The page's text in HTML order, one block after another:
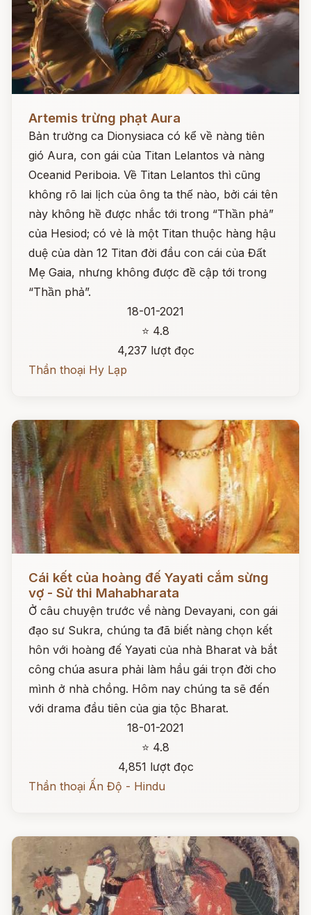
Artemis trừng phạt Aura
Bản trường ca Dionysiaca có kể về nàng tiên
gió Aura, con gái của Titan Lelantos và nàng
Oceanid Periboia. Về Titan Lelantos thì cũng
không rõ lai lịch của ông ta thế nào, bởi cái tên
này không hề được nhắc tới trong “Thần phả”
của Hesiod; có vẻ là một Titan thuộc hàng hậu
duệ của dàn 12 Titan đời đầu con cái của Đất
Mẹ Gaia, nhưng không được đề cập tới trong
“Thần phả”.
18-01-2021
⭐ 4.8
4,237 lượt đọc
Thần thoại Hy Lạp
Cái kết của hoàng đế Yayati cắm sừng
vợ - Sử thi Mahabharata
Ở câu chuyện trước về nàng Devayani, con gái
đạo sư Sukra, chúng ta đã biết nàng chọn kết
hôn với hoàng đế Yayati của nhà Bharat và bắt
công chúa asura phải làm hầu gái trọn đời cho
mình ở nhà chồng. Hôm nay chúng ta sẽ đến
với drama đầu tiên của gia tộc Bharat.
18-01-2021
⭐ 4.8
4,851 lượt đọc
Thần thoại Ấn Độ - Hindu